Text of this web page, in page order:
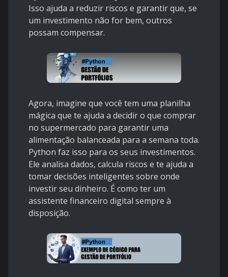
Isso ajuda a reduzir riscos e garantir que, se
um investimento não for bem, outros
possam compensar.
Agora, imagine que você tem uma planilha
mágica que te ajuda a decidir o que comprar
no supermercado para garantir uma
alimentação balanceada para a semana toda.
Python faz isso para os seus investimentos.
Ele analisa dados, calcula riscos e te ajuda a
tomar decisões inteligentes sobre onde
investir seu dinheiro. É como ter um
assistente financeiro digital sempre à
disposição.